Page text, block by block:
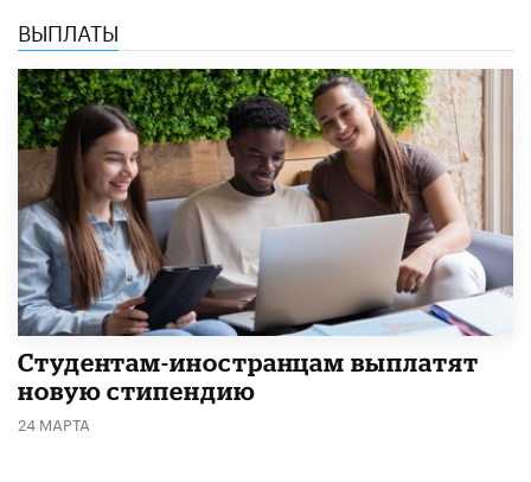
ВЫПЛАТЫ
Студентам-иностранцам выплатят
новую стипендию
24 МАРТА